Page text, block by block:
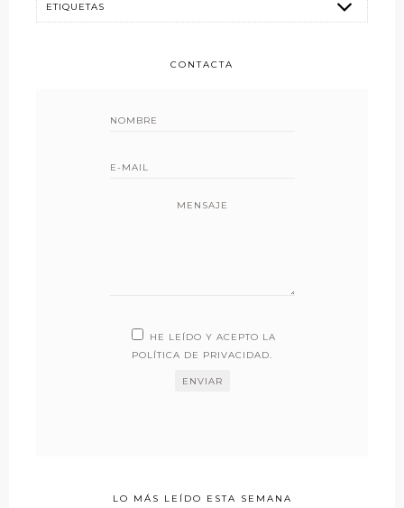
CONTACTA
MENSAJE
HE LEÍDO Y ACEPTO LA
POLÍTICA DE PRIVACIDAD.
LO MÁS LEÍDO ESTA SEMANA